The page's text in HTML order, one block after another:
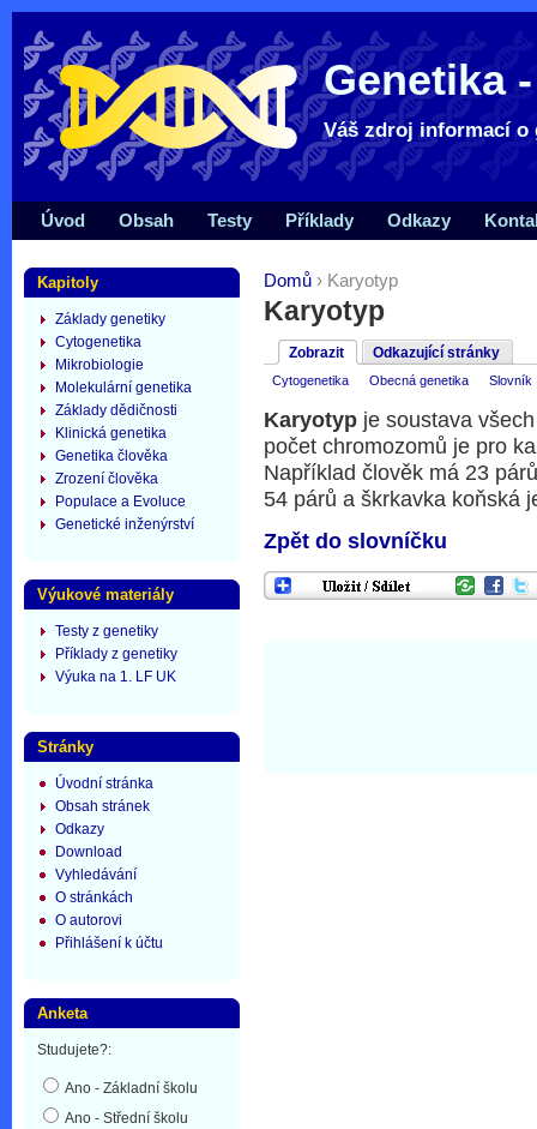
Genetika
Váš zdroj informací o
Domů › Karyotyp
Karyotyp
Zobrazit Odkazující stránky
Cytogenetika Obecná genetika Slovník
Karyotyp je soustava
počet chromozomů je pro
Například člověk má 23
54 párů a škrkavka koňská
Zpět do slovníčku
Úvod Obsah Testy Příklady Odkazy
Kapitoly
Základy genetiky
Cytogenetika
Mikrobiologie
Molekulární genetika
Základy dědičnosti
Klinická genetika
Genetika člověka
Zrození člověka
Populace a Evoluce
Genetické inženýrství
Výukové materiály
Testy z genetiky
Příklady z genetiky
Výuka na 1. LF UK
Stránky
Úvodní stránka
Obsah stránek
Odkazy
Download
Vyhledávání
O stránkách
O autorovi
Přihlášení k účtu
Anketa
Studujete?:
Ano - Základní školu
Ano - Střední školu